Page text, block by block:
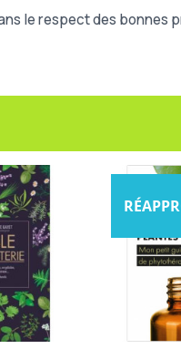
le respect des